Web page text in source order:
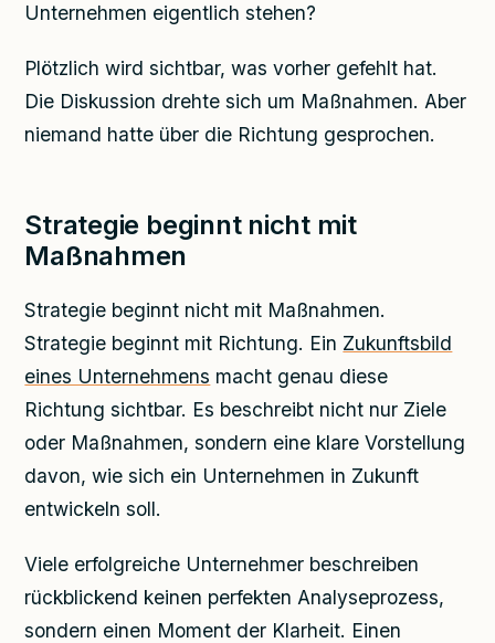
Unternehmen eigentlich stehen?
Plötzlich wird sichtbar, was vorher gefehlt hat.
Die Diskussion drehte sich um Maßnahmen. Aber
niemand hatte über die Richtung gesprochen.
Strategie beginnt nicht mit
Maßnahmen
Strategie beginnt nicht mit Maßnahmen.
Strategie beginnt mit Richtung. Ein Zukunftsbild
eines Unternehmens macht genau diese
Richtung sichtbar. Es beschreibt nicht nur Ziele
oder Maßnahmen, sondern eine klare Vorstellung
davon, wie sich ein Unternehmen in Zukunft
entwickeln soll.
Viele erfolgreiche Unternehmer beschreiben
rückblickend keinen perfekten Analyseprozess,
sondern einen Moment der Klarheit. Einen